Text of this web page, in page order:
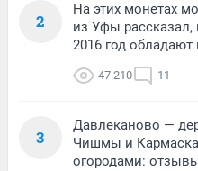
2
На этих монетах
из Уфы рассказал,
2016 год
47 210 11
3
Давлеканово —
Чишмы и
огородами: